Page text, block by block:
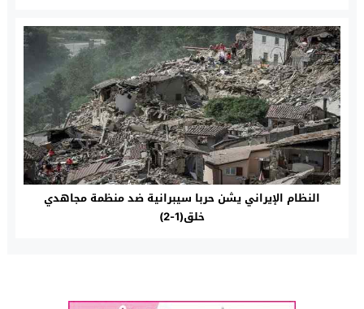
النظام الإيراني يشن حربا سيبرانية ضد منظمة مجاهدي
خلق(1-2)